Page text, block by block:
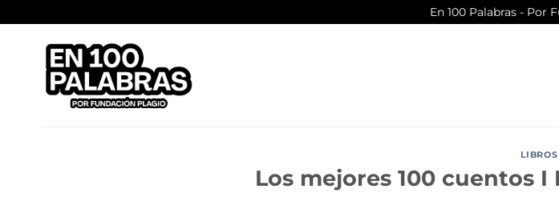
al
contenido
En 100 Palabras - Por
LIBROS
Los mejores 100 cuentos